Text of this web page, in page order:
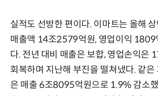
실적도 선방한 편이다. 이마트는 올해
매출액 14조2579억원, 영업이익 1809
다. 전년 대비 매출은 보합, 영업손익은
회복하며 지난해 부진을 떨쳐냈다. 같은
은 매출 6조8095억원으로 1.9% 감소